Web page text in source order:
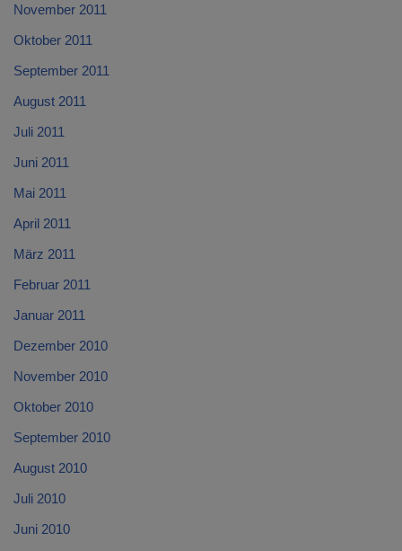
November 2011
Oktober 2011
September 2011
August 2011
Juli 2011
Juni 2011
Mai 2011
April 2011
März 2011
Februar 2011
Januar 2011
Dezember 2010
November 2010
Oktober 2010
September 2010
August 2010
Juli 2010
Juni 2010